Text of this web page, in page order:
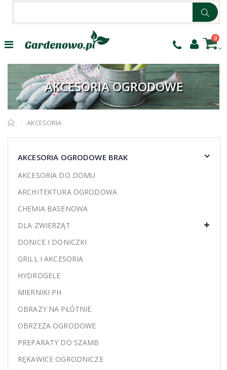
0
AKCESORIA OGRODOWE
AKCESORIA
AKCESORIA OGRODOWE BRAK
AKCESORIA DO DOMU
ARCHITEKTURA OGRODOWA
CHEMIA BASENOWA
DLA ZWIERZĄT
DONICE I DONICZKI
GRILL I AKCESORIA
HYDROGELE
MIERNIKI PH
OBRAZY NA PŁÓTNIE
OBRZEŻA OGRODOWE
PREPARATY DO SZAMB
RĘKAWICE OGRODNICZE